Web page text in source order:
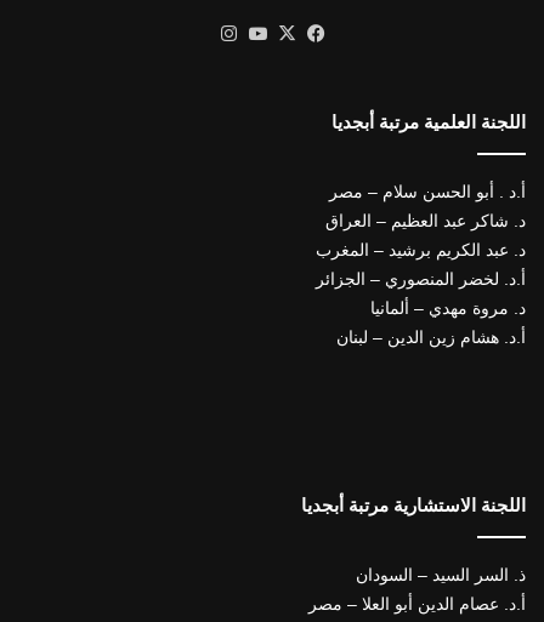
فيسبوك
X يوتيوب
اللجنة العلمية مرتبة أبجديا
أ.د . أبو الحسن سلام – مصر
د. شاكر عبد العظيم – العراق
د. عبد الكريم برشيد – المغرب
أ.د. لخضر المنصوري – الجزائر
د. مروة مهدي – ألمانيا
أ.د. هشام زين الدين – لبنان
اللجنة الاستشارية مرتبة أبجديا
ذ. السر السيد – السودان
أ.د. عصام الدين أبو العلا – مصر